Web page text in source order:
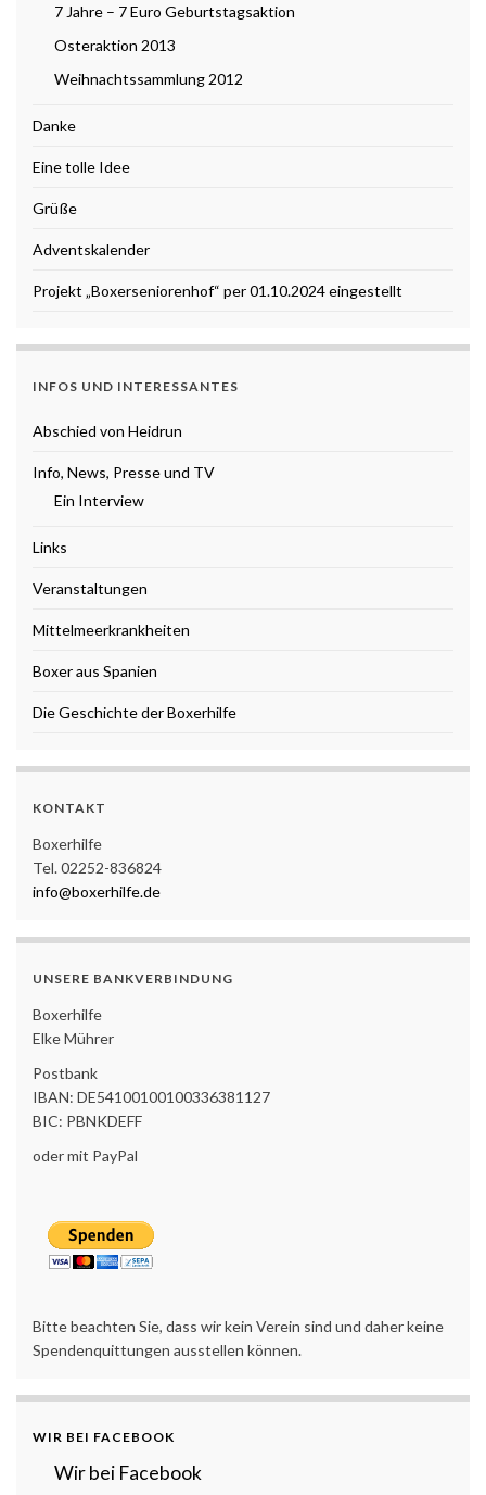
7 Jahre – 7 Euro Geburtstagsaktion
Osteraktion 2013
Weihnachtssammlung 2012
Danke
Eine tolle Idee
Grüße
Adventskalender
Projekt „Boxerseniorenhof“ per 01.10.2024 eingestellt
INFOS UND INTERESSANTES
Abschied von Heidrun
Info, News, Presse und TV
Ein Interview
Links
Veranstaltungen
Mittelmeerkrankheiten
Boxer aus Spanien
Die Geschichte der Boxerhilfe
KONTAKT
Boxerhilfe
Tel. 02252-836824
info@boxerhilfe.de
UNSERE BANKVERBINDUNG
Boxerhilfe
Elke Mührer
Postbank
IBAN: DE54100100100336381127
BIC: PBNKDEFF
oder mit PayPal
Bitte beachten Sie, dass wir kein Verein sind und daher keine
Spendenquittungen ausstellen können.
WIR BEI FACEBOOK
Wir bei Facebook